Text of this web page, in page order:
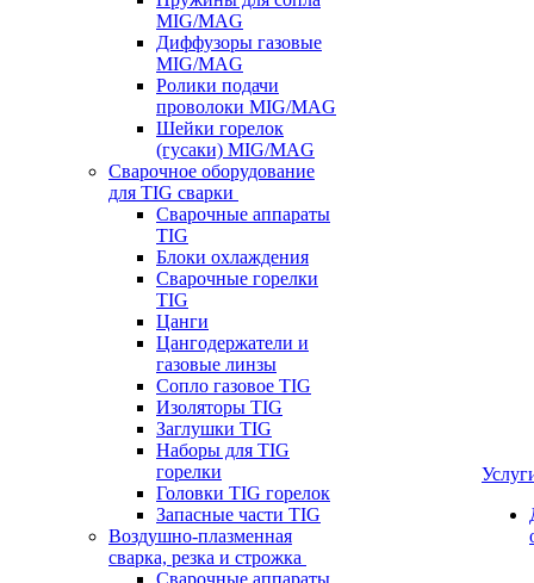
MIG/MAG
Диффузоры газовые
MIG/MAG
Ролики подачи
проволоки MIG/MAG
Шейки горелок
(гусаки) MIG/MAG
Сварочное оборудование
для TIG сварки
Сварочные аппараты
TIG
Блоки охлаждения
Сварочные горелки
TIG
Цанги
Цангодержатели и
газовые линзы
Сопло газовое TIG
Изоляторы TIG
Заглушки TIG
Наборы для TIG
горелки
Головки TIG горелок
Запасные части TIG
Воздушно-плазменная
сварка, резка и строжка
Сварочные аппараты